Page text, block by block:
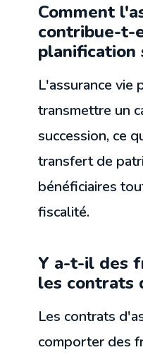
Comment
contribue-t-
planification
L'assurance vie
transmettre un
succession, ce
transfert de
bénéficiaires
fiscalité.
Y a-t-il des
les contrats
Les contrats
comporter des